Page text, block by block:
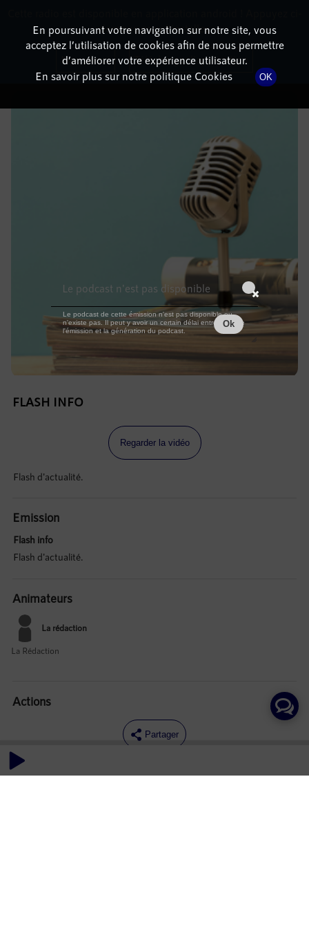
DÉTAILS DE L'ÉPISODE
21 décembre 2021à 15h59, durée : Invalid date
FLASH INFO
Regarder la vidéo
Flash d'actualité.
Emission
Flash info
Flash d'actualité.
Animateurs
La rédaction
La Rédaction
Actions
Partager
Commentaires
En poursuivant votre navigation sur notre site, vous
acceptez l’utilisation de cookies afin de nous permettre
d’améliorer votre expérience utilisateur.
En savoir plus sur notre politique Cookies
OK
dessous pour l'installer.
Non merci Télécharger l'application
Le podcast n'est pas disponible
Le podcast de cette émission n'est pas disponible ou
n'existe pas. Il peut y avoir un certain délai entre la fin de
l'émission et la génération du podcast.
Ok